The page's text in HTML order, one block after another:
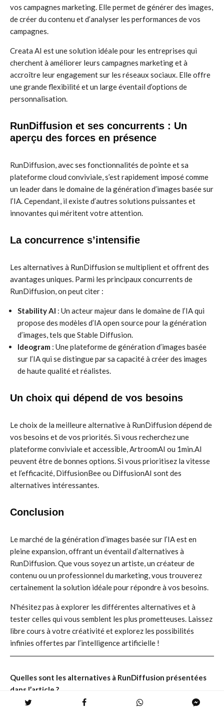
vos campagnes marketing. Elle permet de générer des images,
de créer du contenu et d’analyser les performances de vos
campagnes.
Creata AI est une solution idéale pour les entreprises qui
cherchent à améliorer leurs campagnes marketing et à
accroître leur engagement sur les réseaux sociaux. Elle offre
une grande flexibilité et un large éventail d’options de
personnalisation.
RunDiffusion et ses concurrents : Un
aperçu des forces en présence
RunDiffusion, avec ses fonctionnalités de pointe et sa
plateforme cloud conviviale, s’est rapidement imposé comme
un leader dans le domaine de la génération d’images basée sur
l’IA. Cependant, il existe d’autres solutions puissantes et
innovantes qui méritent votre attention.
La concurrence s’intensifie
Les alternatives à RunDiffusion se multiplient et offrent des
avantages uniques. Parmi les principaux concurrents de
RunDiffusion, on peut citer :
Stability AI : Un acteur majeur dans le domaine de l’IA qui
propose des modèles d’IA open source pour la génération
d’images, tels que Stable Diffusion.
Ideogram : Une plateforme de génération d’images basée
sur l’IA qui se distingue par sa capacité à créer des images
de haute qualité et réalistes.
Un choix qui dépend de vos besoins
Le choix de la meilleure alternative à RunDiffusion dépend de
vos besoins et de vos priorités. Si vous recherchez une
plateforme conviviale et accessible, ArtroomAI ou 1min.AI
peuvent être de bonnes options. Si vous prioritisez la vitesse
et l’efficacité, DiffusionBee ou DiffusionAI sont des
alternatives intéressantes.
Conclusion
Le marché de la génération d’images basée sur l’IA est en
pleine expansion, offrant un éventail d’alternatives à
RunDiffusion. Que vous soyez un artiste, un créateur de
contenu ou un professionnel du marketing, vous trouverez
certainement la solution idéale pour répondre à vos besoins.
N’hésitez pas à explorer les différentes alternatives et à
tester celles qui vous semblent les plus prometteuses. Laissez
libre cours à votre créativité et explorez les possibilités
infinies offertes par l’intelligence artificielle !
Quelles sont les alternatives à RunDiffusion présentées
dans l’article ?
Les alternatives à RunDiffusion présentées dans l’article sont